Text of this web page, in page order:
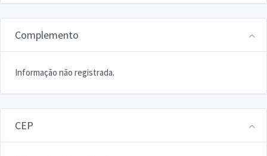
Complemento
Informação não registrada.
CEP